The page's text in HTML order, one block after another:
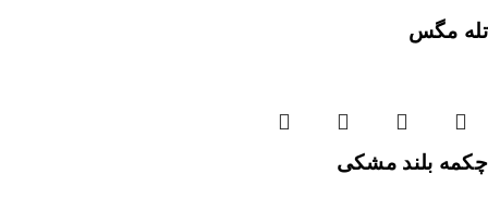
تله مگس
چکمه بلند مشکی